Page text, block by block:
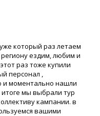
который раз летаем
ездим, любим и
раз тоже купили
персонал ,
и моментально нашли
мы выбрали тур
кампании. в
вашими